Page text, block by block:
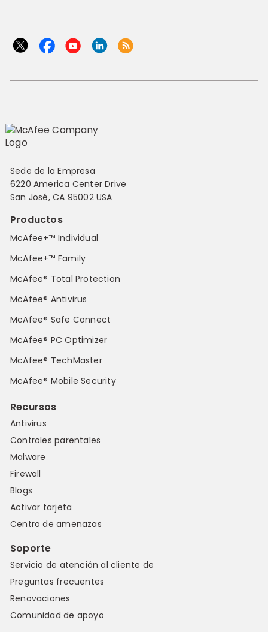
Sede de la Empresa
6220 America Center Drive
San José, CA 95002 USA
Productos
McAfee+™ Individual
McAfee+™ Family
McAfee® Total Protection
McAfee® Antivirus
McAfee® Safe Connect
McAfee® PC Optimizer
McAfee® TechMaster
McAfee® Mobile Security
Recursos
Antivirus
Controles parentales
Malware
Firewall
Blogs
Activar tarjeta
Centro de amenazas
Soporte
Servicio de atención al cliente de
Preguntas frecuentes
Renovaciones
Comunidad de apoyo